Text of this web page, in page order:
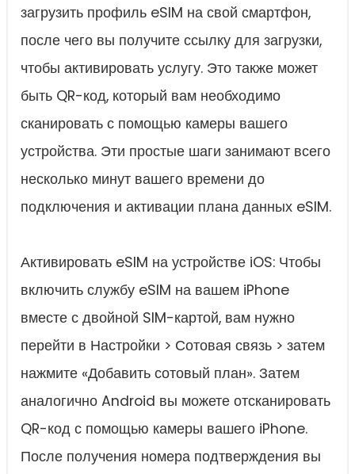
загрузить профиль eSIM на свой смартфон,
после чего вы получите ссылку для загрузки,
чтобы активировать услугу. Это также может
быть QR-код, который вам необходимо
сканировать с помощью камеры вашего
устройства. Эти простые шаги занимают всего
несколько минут вашего времени до
подключения и активации плана данных eSIM.
Активировать eSIM на устройстве iOS: Чтобы
включить службу eSIM на вашем iPhone
вместе с двойной SIM-картой, вам нужно
перейти в Настройки > Сотовая связь > затем
нажмите «Добавить сотовый план». Затем
аналогично Android вы можете отсканировать
QR-код с помощью камеры вашего iPhone.
После получения номера подтверждения вы